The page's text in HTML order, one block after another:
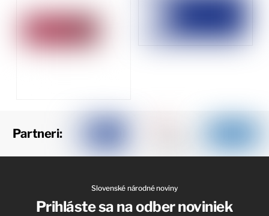
Partneri:
Slovenské národné noviny
Prihláste sa na odber noviniek